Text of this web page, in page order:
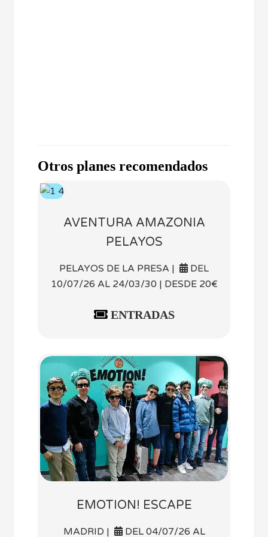
Otros planes recomendados
AVENTURA AMAZONIA
PELAYOS
PELAYOS DE LA PRESA |
DEL
10/07/26 AL 24/03/30 | DESDE 20€
ENTRADAS
EMOTION! ESCAPE
MADRID |
DEL 04/07/26 AL